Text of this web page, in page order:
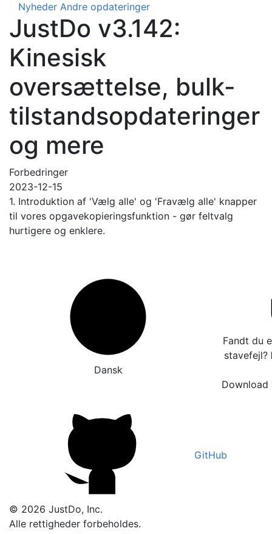
Nyheder Andre opdateringer
JustDo v3.142:
Kinesisk
oversættelse, bulk-
tilstandsopdateringer
og mere
Forbedringer
2023-12-15
1. Introduktion af 'Vælg alle' og 'Fravælg alle' knapper
til vores opgavekopieringsfunktion - gør feltvalg
hurtigere og enklere.
Dansk
Fandt du
stavefejl?
GitHub
© 2026 JustDo, Inc.
Alle rettigheder forbeholdes.